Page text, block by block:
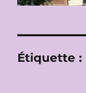
Étiquette :